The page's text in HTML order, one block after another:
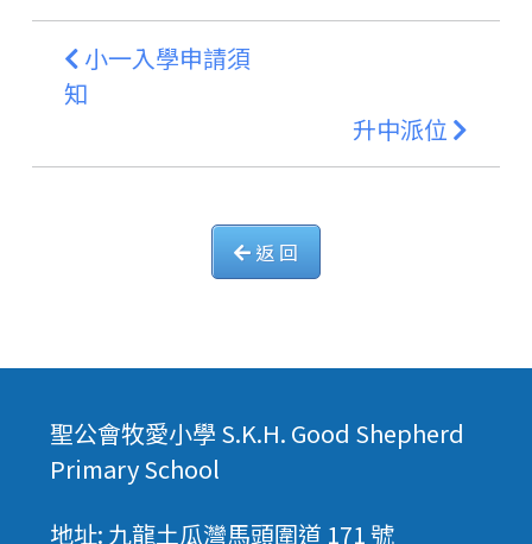
小一入學申請須
知
升中派位
返 回
聖公會牧愛小學 S.K.H. Good Shepherd
Primary School
地址: 九龍土瓜灣馬頭圍道 171 號